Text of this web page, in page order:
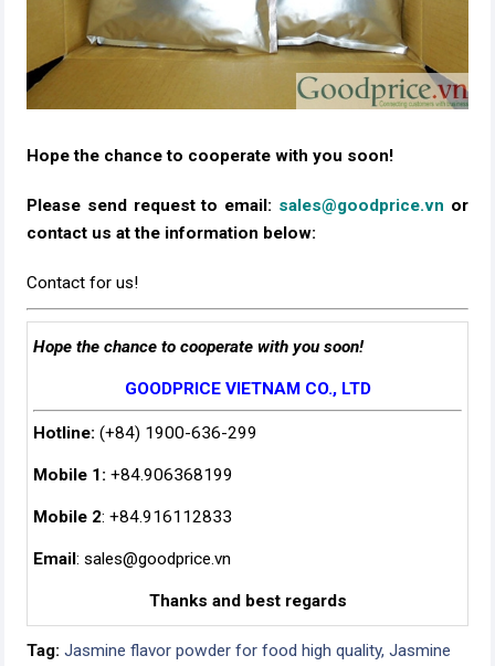
Hope the chance to cooperate with you soon!
Please send request to email: sales@goodprice.vn or
contact us at the information below:​
Contact for us!
Hope the chance to cooperate with you soon!
GOODPRICE VIETNAM CO., LTD
Hotline: (+84) 1900-636-299
Mobile 1: +84.906368199
Mobile 2: +84.916112833
Email: sales@goodprice.vn
Thanks and best regards
Tag: Jasmine flavor powder for food high quality, Jasmine